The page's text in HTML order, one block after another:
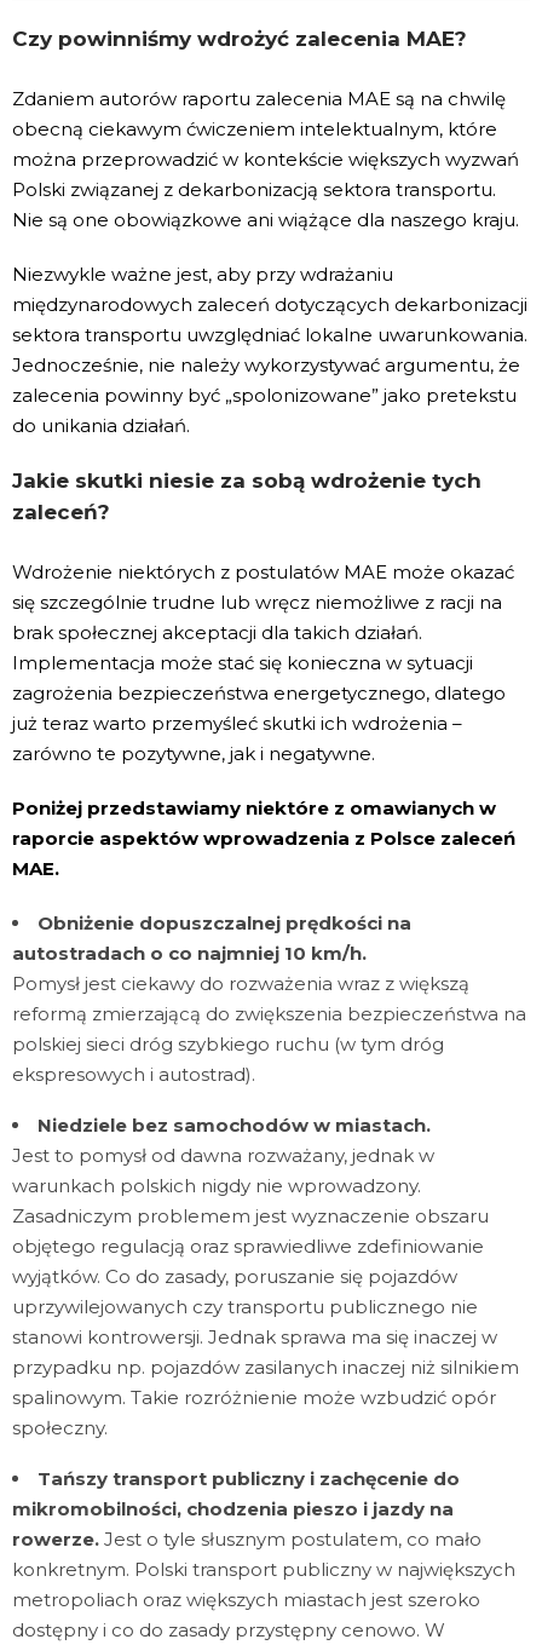
Czy powinniśmy wdrożyć zalecenia MAE?
Zdaniem autorów raportu zalecenia MAE są na chwilę
obecną ciekawym ćwiczeniem intelektualnym, które
można przeprowadzić w kontekście większych wyzwań
Polski związanej z dekarbonizacją sektora transportu.
Nie są one obowiązkowe ani wiążące dla naszego kraju.
Niezwykle ważne jest, aby przy wdrażaniu
międzynarodowych zaleceń dotyczących dekarbonizacji
sektora transportu uwzględniać lokalne uwarunkowania.
Jednocześnie, nie należy wykorzystywać argumentu, że
zalecenia powinny być „spolonizowane” jako pretekstu
do unikania działań.
Jakie skutki niesie za sobą wdrożenie tych
zaleceń?
Wdrożenie niektórych z postulatów MAE może okazać
się szczególnie trudne lub wręcz niemożliwe z racji na
brak społecznej akceptacji dla takich działań.
Implementacja może stać się konieczna w sytuacji
zagrożenia bezpieczeństwa energetycznego, dlatego
już teraz warto przemyśleć skutki ich wdrożenia –
zarówno te pozytywne, jak i negatywne.
Poniżej przedstawiamy niektóre z omawianych w
raporcie aspektów wprowadzenia z Polsce zaleceń
MAE.
Obniżenie dopuszczalnej prędkości na
autostradach o co najmniej 10 km/h.
Pomysł jest ciekawy do rozważenia wraz z większą
reformą zmierzającą do zwiększenia bezpieczeństwa na
polskiej sieci dróg szybkiego ruchu (w tym dróg
ekspresowych i autostrad).
Niedziele bez samochodów w miastach.
Jest to pomysł od dawna rozważany, jednak w
warunkach polskich nigdy nie wprowadzony.
Zasadniczym problemem jest wyznaczenie obszaru
objętego regulacją oraz sprawiedliwe zdefiniowanie
wyjątków. Co do zasady, poruszanie się pojazdów
uprzywilejowanych czy transportu publicznego nie
stanowi kontrowersji. Jednak sprawa ma się inaczej w
przypadku np. pojazdów zasilanych inaczej niż silnikiem
spalinowym. Takie rozróżnienie może wzbudzić opór
społeczny.
Tańszy transport publiczny i zachęcenie do
mikromobilności, chodzenia pieszo i jazdy na
rowerze. Jest o tyle słusznym postulatem, co mało
konkretnym. Polski transport publiczny w największych
metropoliach oraz większych miastach jest szeroko
dostępny i co do zasady przystępny cenowo. W